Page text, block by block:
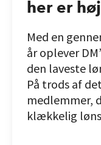
her er
Med en
år oplever
den laveste
På trods af
medlemmer,
klækkelig